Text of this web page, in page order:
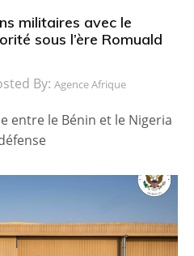
militaires avec le
sous l’ère Romuald
By: Agence Afrique
entre le Bénin et le Nigeria